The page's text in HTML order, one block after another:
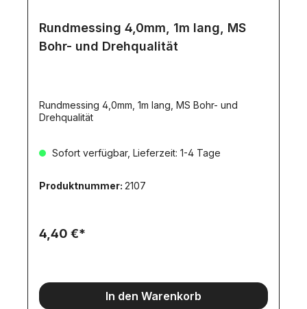
Rundmessing 4,0mm, 1m lang, MS
Bohr- und Drehqualität
Rundmessing 4,0mm, 1m lang, MS Bohr- und
Drehqualität
Sofort verfügbar, Lieferzeit: 1-4 Tage
Produktnummer: 2107
4,40 €*
In den Warenkorb